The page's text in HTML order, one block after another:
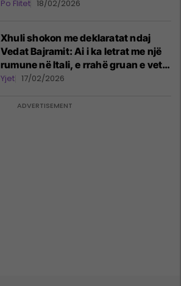
zvicerane se nuk ka vizë pune
Po Flitet 18/02/2026
Xhuli shokon me deklaratat ndaj
Vedat Bajramit: Ai i ka letrat me një
rumune në Itali, e rrahë gruan e vet
dhe përdor narkotikë
Yjet 17/02/2026